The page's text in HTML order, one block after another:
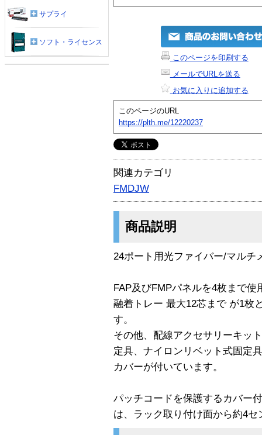
このページを印刷する
メールでURLを送る
お気に入りに追加する
このページのURL
https://plth.me/12220237
関連カテゴリ
FMDJW
商品説明
24ポート用光ファイバー/マルチ
FAP及びFMPパネルを4枚まで使
融着トレー 最大12芯まで が1枚
す。
その他、配線アクセサリーキッ
定具、ナイロンリベット式固定
カバーが付いています。
パッチコードを保護するカバー
は、ラック取り付け面から約4
サプライ
ソフト・ライセンス